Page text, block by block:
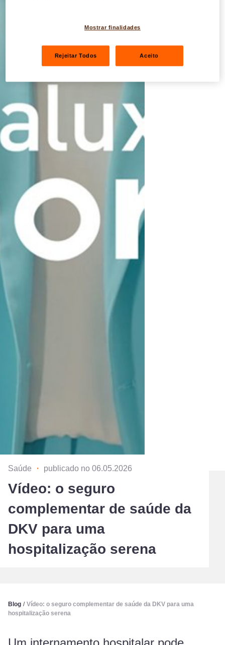
Saúde ・ publicado no 06.05.2026
Vídeo: o seguro
complementar de saúde da
DKV para uma
hospitalização serena
Blog / Vídeo: o seguro complementar de saúde da DKV para uma
hospitalização serena
Mostrar finalidades
Rejeitar Todos Aceito